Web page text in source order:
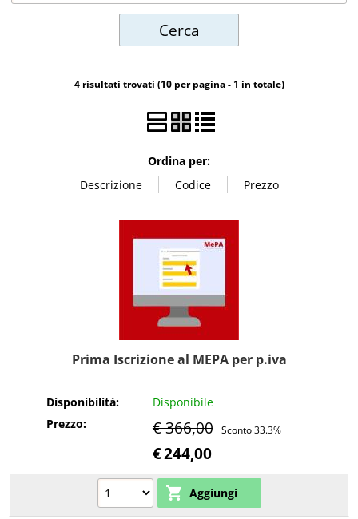
Cancelleria
Videosorveglianza
POS
Noleggi
4 risultati trovati (10 per pagina - 1 in totale)
Ordina per:
Prima Iscrizione al MEPA per p.iva
Disponibilità:
Disponibile
Prezzo:
€ 366,00 Sconto 33.3%
€244,00